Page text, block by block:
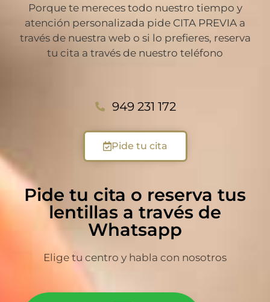
Porque te mereces todo nuestro tiempo y
atención personalizada pide CITA PREVIA a
través de nuestra web o si lo prefieres, reserva
tu cita a través de nuestro teléfono
949 231 172
Pide tu cita
Pide tu cita o reserva tus
lentillas a través de
Whatsapp
Elige tu centro y habla con nosotros